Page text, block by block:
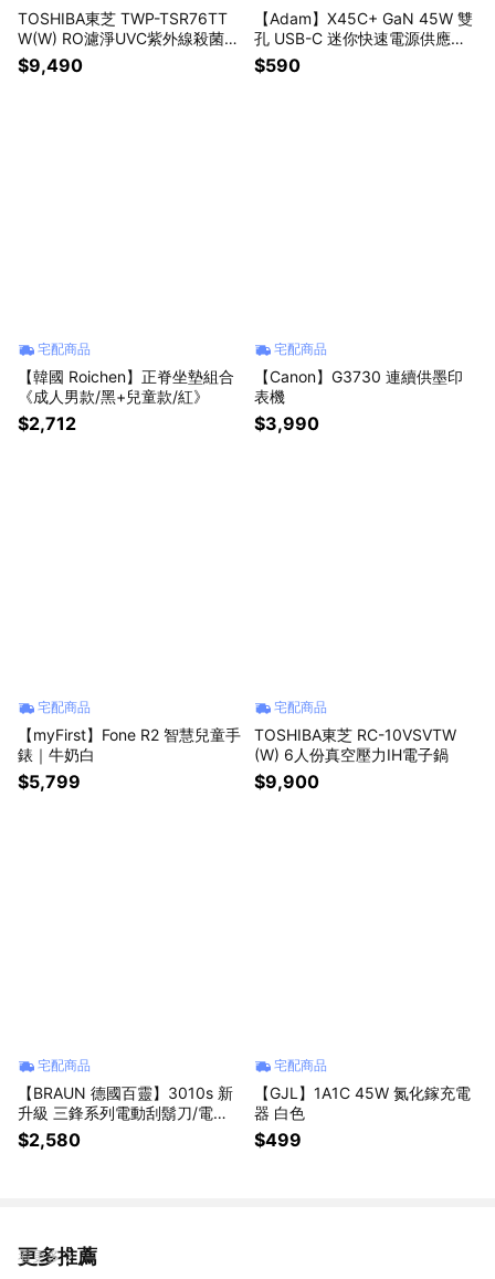
TOSHIBA東芝 TWP-TSR76TT
W(W) RO濾淨UVC紫外線殺菌瞬
熱淨飲機
$9,490
【Adam】X45C+ GaN 45W 雙
孔 USB-C 迷你快速電源供應器
白色
$590
宅配商品
【韓國 Roichen】正脊坐墊組合
《成人男款/黑+兒童款/紅》
$2,712
宅配商品
【Canon】G3730 連續供墨印
表機
$3,990
宅配商品
【myFirst】Fone R2 智慧兒童手
錶｜牛奶白
$5,799
宅配商品
TOSHIBA東芝 RC-10VSVTW
(W) 6人份真空壓力IH電子鍋
$9,900
宅配商品
【BRAUN 德國百靈】3010s 新
升級 三鋒系列電動刮鬍刀/電鬍
刀
$2,580
宅配商品
【GJL】1A1C 45W 氮化鎵充電
器 白色
$499
更多推薦
看更多